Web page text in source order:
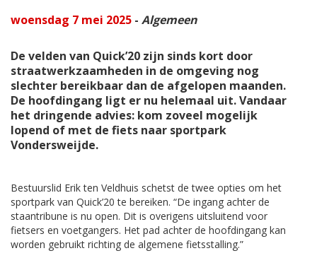
woensdag 7 mei 2025 - Algemeen
De velden van Quick’20 zijn sinds kort door
straatwerkzaamheden in de omgeving nog
slechter bereikbaar dan de afgelopen maanden.
De hoofdingang ligt er nu helemaal uit. Vandaar
het dringende advies: kom zoveel mogelijk
lopend of met de fiets naar sportpark
Vondersweijde.
Bestuurslid Erik ten Veldhuis schetst de twee opties om het
sportpark van Quick’20 te bereiken. “De ingang achter de
staantribune is nu open. Dit is overigens uitsluitend voor
fietsers en voetgangers. Het pad achter de hoofdingang kan
worden gebruikt richting de algemene fietsstalling.”